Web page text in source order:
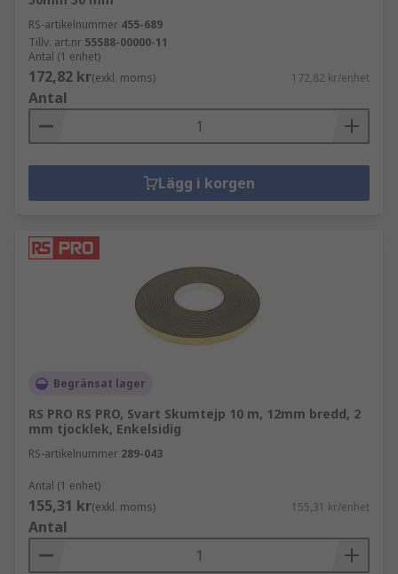
RS-artikelnummer 455-689
Tillv. art.nr 55588-00000-11
Antal (1 enhet)
172,82 kr(exkl. moms) 172,82 kr/enhet
Antal
Lägg i korgen
Begränsat lager
RS PRO RS PRO, Svart Skumtejp 10 m, 12mm bredd, 2
mm tjocklek, Enkelsidig
RS-artikelnummer 289-043
Antal (1 enhet)
155,31 kr(exkl. moms) 155,31 kr/enhet
Antal